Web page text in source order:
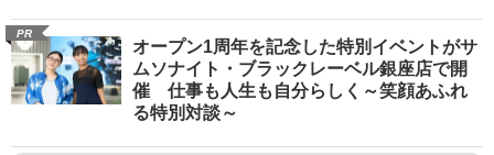
PR
オープン1周年を記念した特別イベントがサ
ムソナイト・ブラックレーベル銀座店で開
催 仕事も人生も自分らしく～笑顔あふれ
る特別対談～